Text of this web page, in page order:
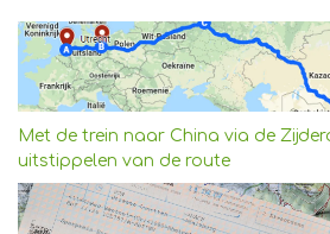
Met de trein naar China via de
uitstippelen van de route